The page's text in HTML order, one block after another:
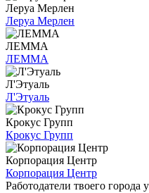
Леруа Мерлен
Леруа Мерлен
ЛЕММА
ЛЕММА
Л'Этуаль
Л'Этуаль
Крокус Групп
Крокус Групп
Корпорация Центр
Корпорация Центр
Работодатели твоего города